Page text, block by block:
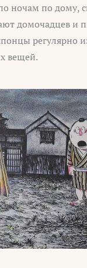
ночам по дому,
домочадцев и
регулярно
вещей.